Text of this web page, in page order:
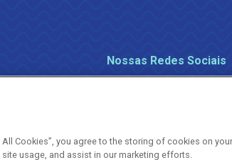
Nossas Redes Sociais
Cookies”, you agree to the storing of cookies on
usage, and assist in our marketing efforts.